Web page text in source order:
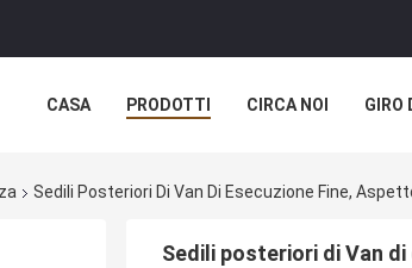
CASA PRODOTTI CIRCA NOI GIRO
Sedili Posteriori Di Van Di Esecuzione Fine,
Sedili posteriori di Van